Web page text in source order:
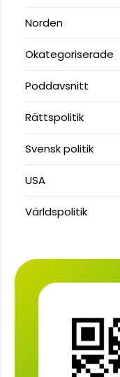
Norden
Okategoriserade
Poddavsnitt
Rättspolitik
Svensk politik
USA
Världspolitik